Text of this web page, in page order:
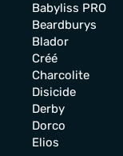
Babyliss PRO
Beardburys
Blador
Créé
Charcolite
Disicide
Derby
Dorco
Elios